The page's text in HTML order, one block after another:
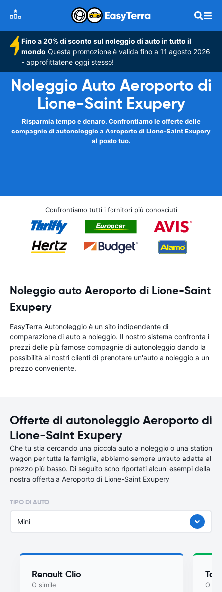
Fino a 20% di sconto sul noleggio di auto in tutto il
mondo Questa promozione è valida fino a 11 agosto 2026
- approfittatene oggi stesso!
Noleggio Auto Aeroporto di
Lione-Saint Exupery
Risparmia tempo e denaro. Confrontiamo le offerte delle
compagnie di autonoleggio a Aeroporto di Lione-Saint Exupery
al posto tuo.
Confrontiamo tutti i fornitori più conosciuti
Noleggio auto Aeroporto di Lione-Saint
Exupery
EasyTerra Autonoleggio è un sito indipendente di
comparazione di auto a noleggio. Il nostro sistema confronta i
prezzi delle più famose compagnie di autonoleggio dando la
possibilità ai nostri clienti di prenotare un'auto a noleggio a un
prezzo conveniente.
Offerte di autonoleggio Aeroporto di
Lione-Saint Exupery
Che tu stia cercando una piccola auto a noleggio o una station
wagon per tutta la famiglia, abbiamo sempre un’auto adatta al
prezzo più basso. Di seguito sono riportati alcuni esempi della
nostra offerta a Aeroporto di Lione-Saint Exupery
TIPO DI AUTO
Mini
Renault Clio
O simile O